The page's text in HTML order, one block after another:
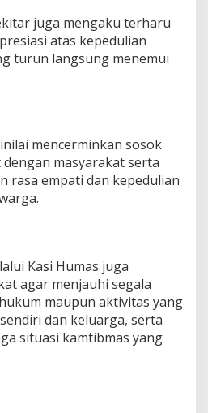
juga mengaku terharu
atas kepedulian
turun langsung menemui
mencerminkan sosok
masyarakat serta
rasa empati dan kepedulian
Kasi Humas juga
agar menjauhi segala
maupun aktivitas yang
dan keluarga, serta
situasi kamtibmas yang